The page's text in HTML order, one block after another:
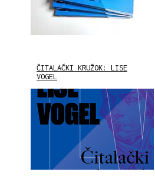
ČITALAČKI KRUŽOK: LISE
VOGEL